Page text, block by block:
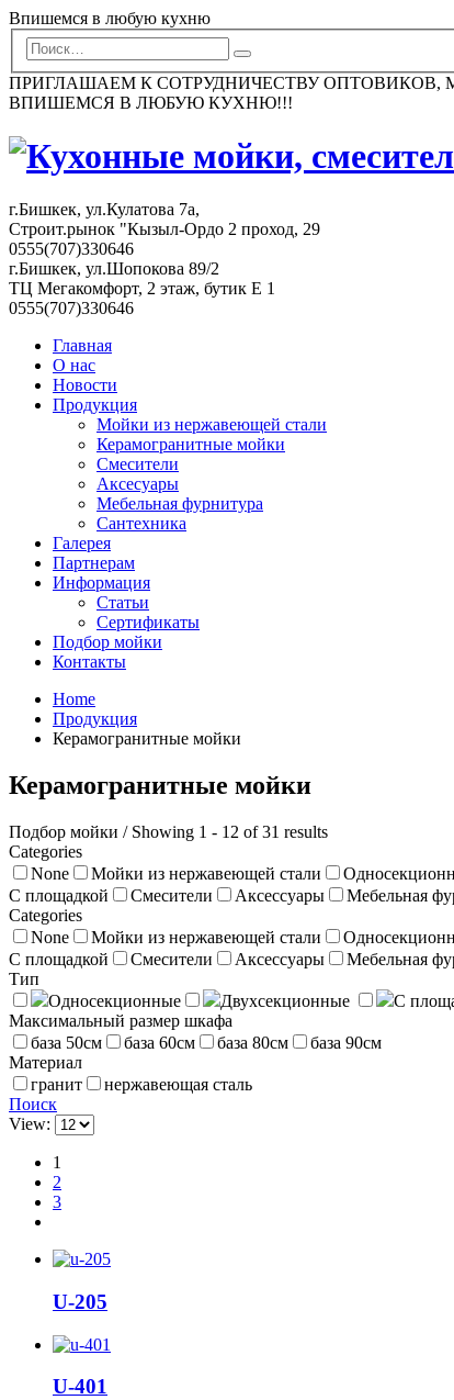
Впишемся в любую кухню
ПРИГЛАШАЕМ К СОТРУДНИЧЕСТВУ
ВПИШЕМСЯ В ЛЮБУЮ КУХНЮ!!!
г.Бишкек, ул.Кулатова 7а,
Строит.рынок "Кызыл-Ордо 2 проход, 29
0555(707)330646
г.Бишкек, ул.Шопокова 89/2
ТЦ Мегакомфорт, 2 этаж, бутик Е 1
0555(707)330646
Главная
О нас
Новости
Продукция
Мойки из нержавеющей стали
Керамогранитные мойки
Смесители
Аксесуары
Мебельная фурнитура
Сантехника
Галерея
Партнерам
Информация
Статьи
Сертификаты
Подбор мойки
Контакты
Home
Продукция
Керамогранитные мойки
Керамогранитные мойки
Подбор мойки / Showing 1 - 12 of 31 results
Categories
None
Мойки из нержавеющей стали
С площадкой
Смесители Аксессуары Мебельная
Categories
None
Мойки из нержавеющей стали
С площадкой
Смесители Аксессуары Мебельная
Тип
Односекционные
Двухсекционные С
Максимальный размер шкафа
база 50см
база 60см база 80см
база 90см
Материал
гранит
нержавеющая сталь
Поиск
View:
1
2
3
U-205
U-401